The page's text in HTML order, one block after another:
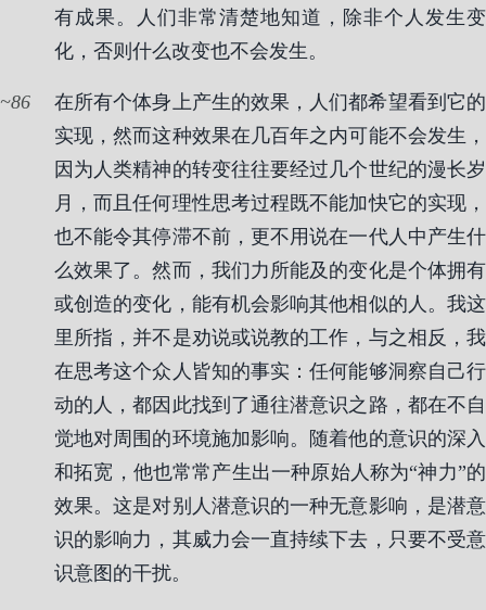
有成果。人们非常清楚地知道，除非个人发生变
化，否则什么改变也不会发生。
86
在所有个体身上产生的效果，人们都希望看到它的
实现，然而这种效果在几百年之内可能不会发生，
因为人类精神的转变往往要经过几个世纪的漫长岁
月，而且任何理性思考过程既不能加快它的实现，
也不能令其停滞不前，更不用说在一代人中产生什
么效果了。然而，我们力所能及的变化是个体拥有
或创造的变化，能有机会影响其他相似的人。我这
里所指，并不是劝说或说教的工作，与之相反，我
在思考这个众人皆知的事实：任何能够洞察自己行
动的人，都因此找到了通往潜意识之路，都在不自
觉地对周围的环境施加影响。随着他的意识的深入
和拓宽，他也常常产生出一种原始人称为“神力”的
效果。这是对别人潜意识的一种无意影响，是潜意
识的影响力，其威力会一直持续下去，只要不受意
识意图的干扰。